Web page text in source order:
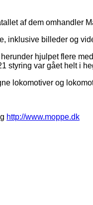
af dem omhandler
inklusive billeder og
hjulpet flere
styring var gået helt i
lokomotiver og
http://www.moppe.dk